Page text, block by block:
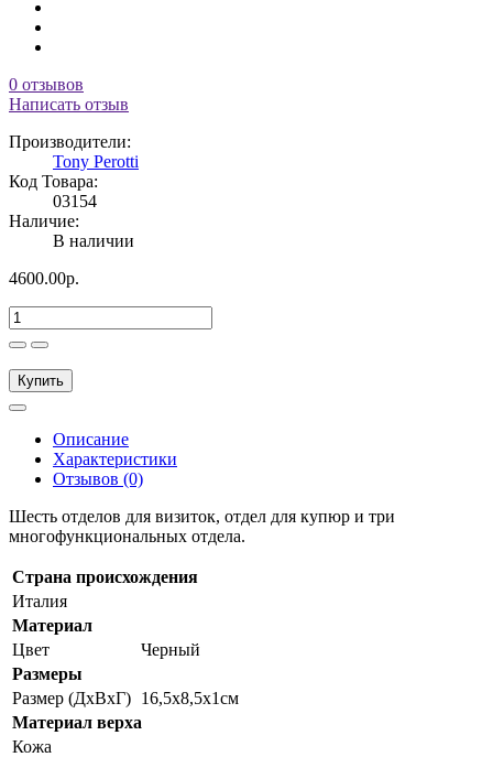
0 отзывов
Написать отзыв
Производители:
Tony Perotti
Код Товара:
03154
Наличие:
В наличии
4600.00р.
Купить
Описание
Характеристики
Отзывов (0)
Шесть отделов для визиток, отдел для купюр и три
многофункциональных отдела.
Страна происхождения
Италия
Материал
Цвет
Черный
Размеры
Размер (ДхВхГ) 16,5x8,5x1см
Материал верха
Кожа